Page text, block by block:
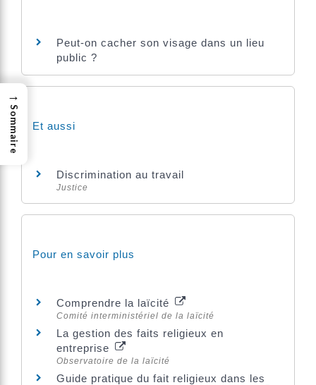
Peut-on cacher son visage dans un lieu
public ?
Et aussi
Discrimination au travail
Justice
Pour en savoir plus
Comprendre la laïcité
Comité interministériel de la laïcité
La gestion des faits religieux en
entreprise
Observatoire de la laïcité
Guide pratique du fait religieux dans les
→
Sommaire